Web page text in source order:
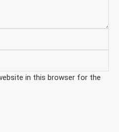
in this browser for the